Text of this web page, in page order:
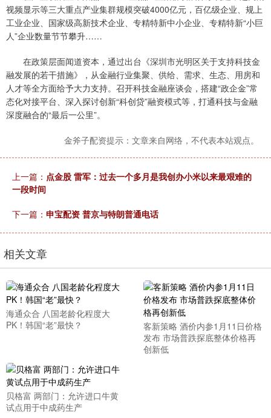
视频显示等三大重点产业集群规模突破4000亿元，百亿级企业、规上
工业企业、国家级高新技术企业、专精特新中小企业、专精特新“小巨
人”企业数量节节攀升……
在政策层面闻道资本，通过出台《深圳市光明区关于支持科技金
融发展的若干措施》，从金融行业集聚、供给、需求、生态、用房和
人才等全方面给予大力支持。召开科技金融座谈会，搭建“政企金”常
态化对接平台、深入探讨创新“科创贷”融资模式等，打通科技与金融
深度融合的“最后一公里”。
金斧子配资提示：文章来自网络，不代表本站观点。
上一篇： 点金股 雷军：过去一个多月是我创办小米以来最艰难的
一段时间
下一篇： 申宝配资 普京与特朗普通电话
相关文章
海通众合 八国老龄化程度大
PK！韩国“老”最快？
客新策略 酒价内参1月11日价格
发布 市场普跌探底整体价格再
创新低
贝格富 两部门：允许进口牛黄
试点用于中成药生产